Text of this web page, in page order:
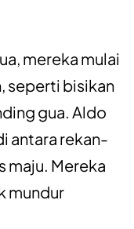
mereka mulai
seperti bisikan
gua. Aldo
antara rekan-
maju. Mereka
mundur